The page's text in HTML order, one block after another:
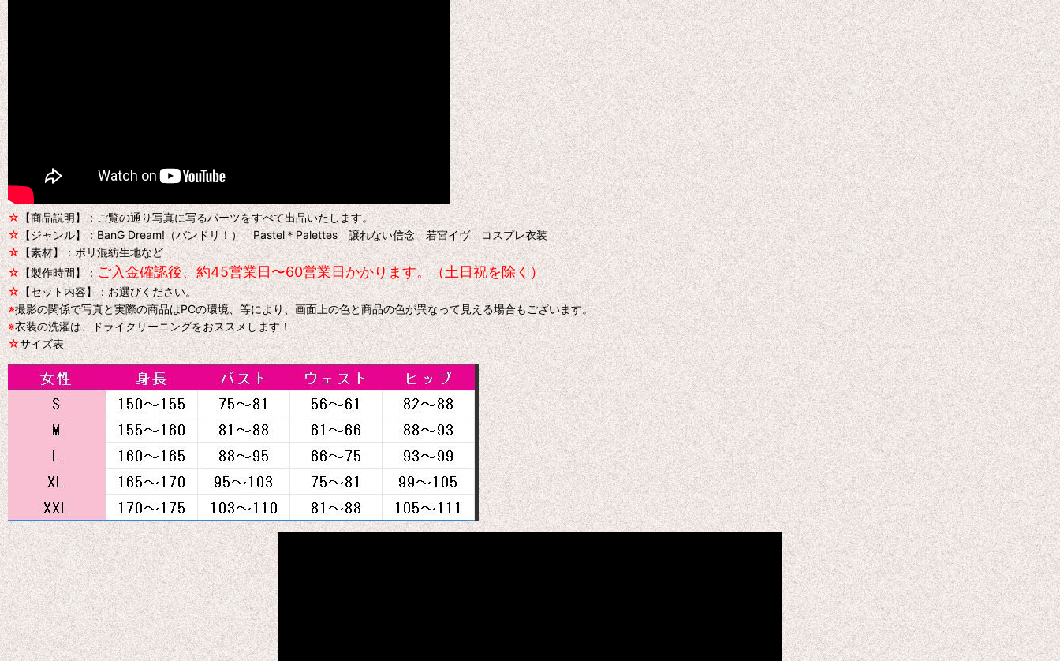
☆【商品説明】：ご覧の通り写真に写るパーツをすべて出品いたします。
☆【ジャンル】：BanG Dream!（バンドリ！） Pastel＊Palettes 譲れない信念 若宮イヴ コスプレ衣装
☆【素材】：ポリ混紡生地など
☆【製作時間】：ご入金確認後、約45営業日〜60営業日かかります。（土日祝を除く）
☆【セット内容】：お選びください。
※撮影の関係で写真と実際の商品はPCの環境、等により、画面上の色と商品の色が異なって見える場合もございます。
※衣装の洗濯は、ドライクリーニングをおススメします！
☆サイズ表